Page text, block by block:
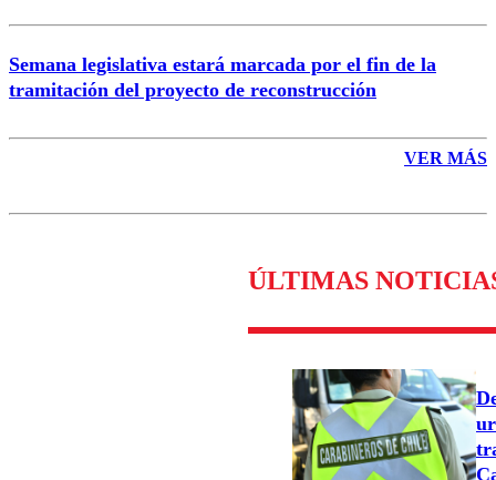
Semana legislativa estará marcada por el fin de la
tramitación del proyecto de reconstrucción
VER MÁS
ÚLTIMAS